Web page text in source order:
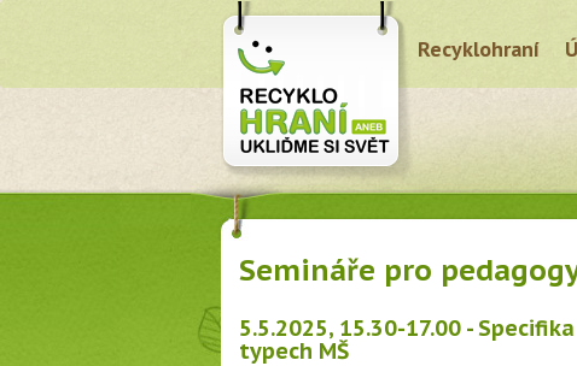
Recyklohraní
Semináře pro
5.5.2025, 15.30-17.00 -
typech MŠ